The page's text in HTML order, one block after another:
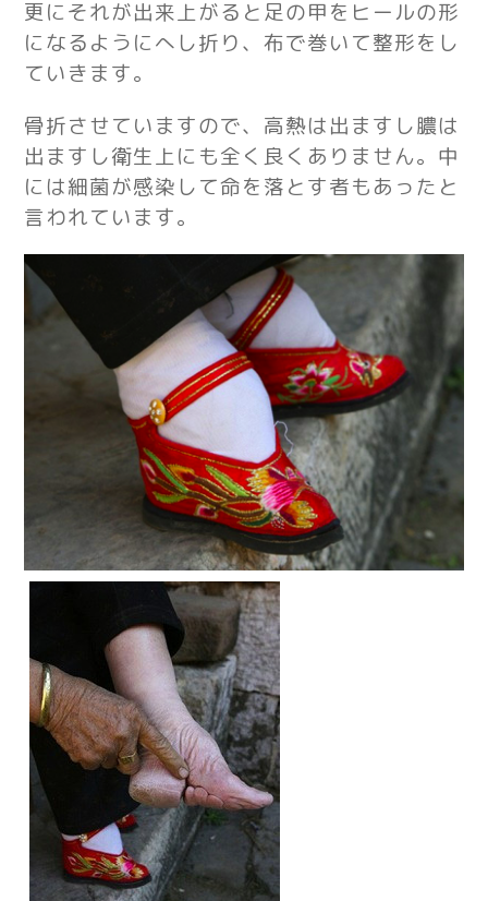
更にそれが出来上がると足の甲を ヒールの形
になるようにへし折り、 布で巻いて整形をし
ていきます。
骨折させていますので、高熱は出ますし膿は
出ますし衛生上にも全く良くありません。 中
には細菌が感染して命を落とす者もあったと
言われています。